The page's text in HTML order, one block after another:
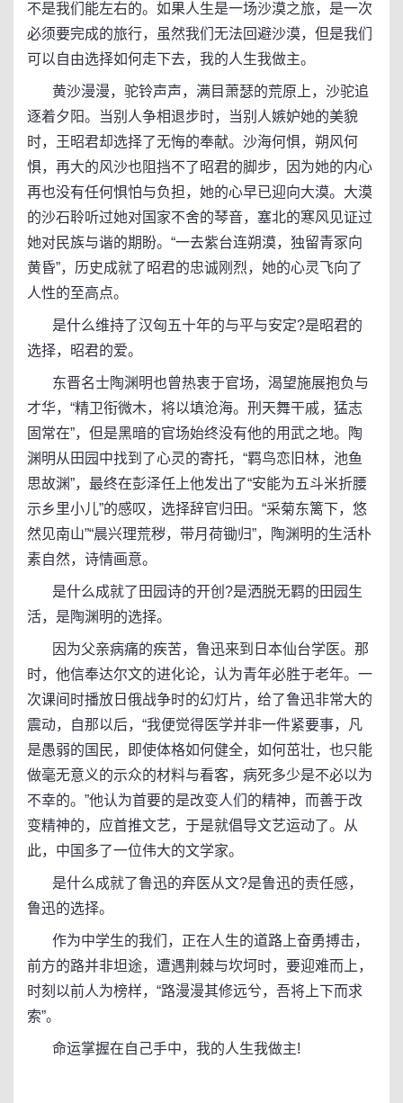
不是我们能左右的。如果人生是一场沙漠之旅，是一次
必须要完成的旅行，虽然我们无法回避沙漠，但是我们
可以自由选择如何走下去，我的人生我做主。
黄沙漫漫，驼铃声声，满目萧瑟的荒原上，沙驼追
逐着夕阳。当别人争相退步时，当别人嫉妒她的美貌
时，王昭君却选择了无悔的奉献。沙海何惧，朔风何
惧，再大的风沙也阻挡不了昭君的脚步，因为她的内心
再也没有任何惧怕与负担，她的心早已迎向大漠。大漠
的沙石聆听过她对国家不舍的琴音，塞北的寒风见证过
她对民族与谐的期盼。“一去紫台连朔漠，独留青冢向
黄昏”，历史成就了昭君的忠诚刚烈，她的心灵飞向了
人性的至高点。
是什么维持了汉匈五十年的与平与安定?是昭君的
选择，昭君的爱。
东晋名士陶渊明也曾热衷于官场，渴望施展抱负与
才华，“精卫衔微木，将以填沧海。刑天舞干戚，猛志
固常在”，但是黑暗的官场始终没有他的用武之地。陶
渊明从田园中找到了心灵的寄托，“羁鸟恋旧林，池鱼
思故渊”，最终在彭泽任上他发出了“安能为五斗米折腰
示乡里小儿”的感叹，选择辞官归田。“采菊东篱下，悠
然见南山”“晨兴理荒秽，带月荷锄归”，陶渊明的生活朴
素自然，诗情画意。
是什么成就了田园诗的开创?是洒脱无羁的田园生
活，是陶渊明的选择。
因为父亲病痛的疾苦，鲁迅来到日本仙台学医。那
时，他信奉达尔文的进化论，认为青年必胜于老年。一
次课间时播放日俄战争时的幻灯片，给了鲁迅非常大的
震动，自那以后，“我便觉得医学并非一件紧要事，凡
是愚弱的国民，即使体格如何健全，如何茁壮，也只能
做毫无意义的示众的材料与看客，病死多少是不必以为
不幸的。”他认为首要的是改变人们的精神，而善于改
变精神的，应首推文艺，于是就倡导文艺运动了。从
此，中国多了一位伟大的文学家。
是什么成就了鲁迅的弃医从文?是鲁迅的责任感，
鲁迅的选择。
作为中学生的我们，正在人生的道路上奋勇搏击，
前方的路并非坦途，遭遇荆棘与坎坷时，要迎难而上，
时刻以前人为榜样，“路漫漫其修远兮，吾将上下而求
索”。
命运掌握在自己手中，我的人生我做主!